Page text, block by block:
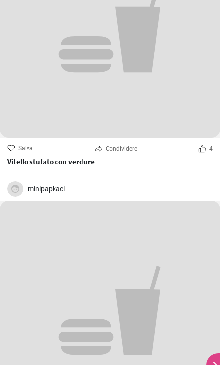
Salva Condividere 4
Vitello stufato con verdure
minipapkaci